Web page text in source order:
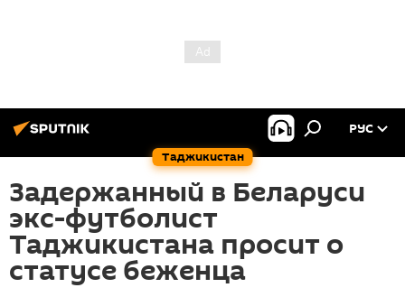
Таджикистан
РУС
Задержанный в Беларуси
экс-футболист
Таджикистана просит о
статусе беженца